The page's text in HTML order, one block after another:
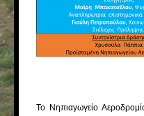
Το Νηπιαγωγείο